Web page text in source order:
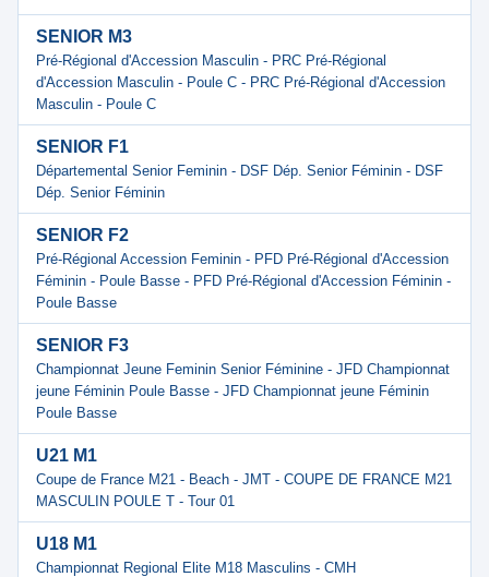
SENIOR M3
Pré-Régional d'Accession Masculin - PRC Pré-Régional
d'Accession Masculin - Poule C - PRC Pré-Régional d'Accession
Masculin - Poule C
SENIOR F1
Départemental Senior Feminin - DSF Dép. Senior Féminin - DSF
Dép. Senior Féminin
SENIOR F2
Pré-Régional Accession Feminin - PFD Pré-Régional d'Accession
Féminin - Poule Basse - PFD Pré-Régional d'Accession Féminin -
Poule Basse
SENIOR F3
Championnat Jeune Feminin Senior Féminine - JFD Championnat
jeune Féminin Poule Basse - JFD Championnat jeune Féminin
Poule Basse
U21 M1
Coupe de France M21 - Beach - JMT - COUPE DE FRANCE M21
MASCULIN POULE T - Tour 01
U18 M1
Championnat Regional Elite M18 Masculins - CMH